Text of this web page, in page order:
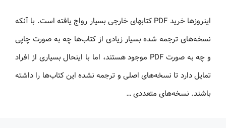
اینروزها خرید PDF کتاب‎های خارجی بسیار رواج یافته است. با آنکه
نسخه‌های ترجمه شده بسیار زیادی از کتاب‌ها چه به صورت چاپی
و چه به صورت PDF موجود هستند، اما با اینحال بسیاری از افراد
تمایل دارد تا نسخه‌های اصلی و ترجمه نشده این کتاب‌ها را داشته
باشند. نسخه‌های متعددی …